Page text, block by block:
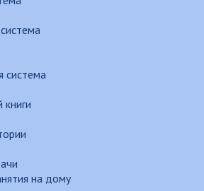
система
на дому